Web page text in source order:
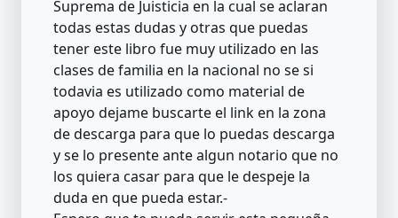
Suprema de Juisticia en la cual se aclaran
todas estas dudas y otras que puedas
tener este libro fue muy utilizado en las
clases de familia en la nacional no se si
todavia es utilizado como material de
apoyo dejame buscarte el link en la zona
de descarga para que lo puedas descarga
y se lo presente ante algun notario que no
los quiera casar para que le despeje la
duda en que pueda estar.-